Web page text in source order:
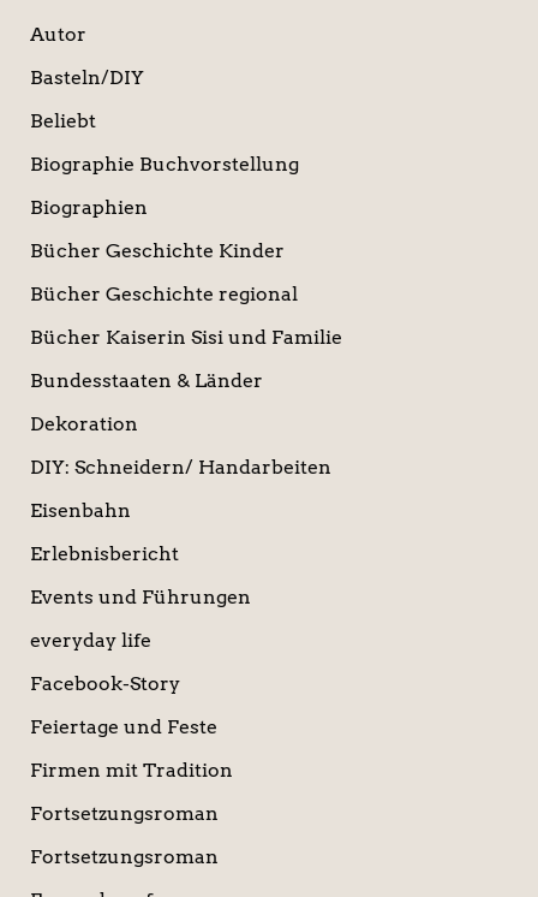
Autor
Basteln/DIY
Beliebt
Biographie Buchvorstellung
Biographien
Bücher Geschichte Kinder
Bücher Geschichte regional
Bücher Kaiserin Sisi und Familie
Bundesstaaten & Länder
Dekoration
DIY: Schneidern/ Handarbeiten
Eisenbahn
Erlebnisbericht
Events und Führungen
everyday life
Facebook-Story
Feiertage und Feste
Firmen mit Tradition
Fortsetzungsroman
Fortsetzungsroman